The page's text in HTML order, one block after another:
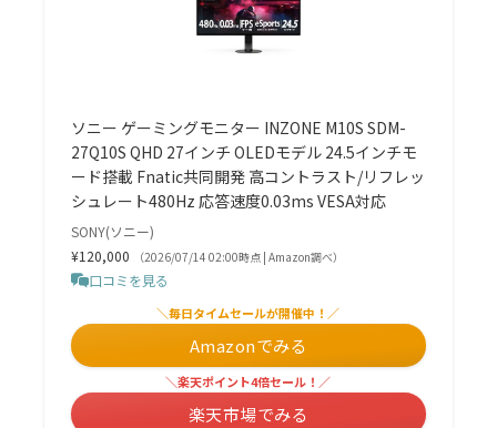
ソニー ゲーミングモニター INZONE M10S SDM-
27Q10S QHD 27インチ OLEDモデル 24.5インチモ
ード搭載 Fnatic共同開発 高コントラスト/リフレッ
シュレート480Hz 応答速度0.03ms VESA対応
SONY(ソニー)
¥120,000
（2026/07/14 02:00時点 | Amazon調べ）
口コミを見る
＼毎日タイムセールが開催中！／
Amazonでみる
＼楽天ポイント4倍セール！／
楽天市場でみる